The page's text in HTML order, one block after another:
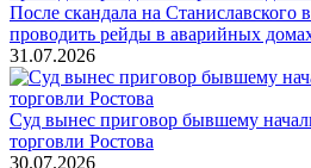
После скандала на Станиславского
проводить рейды в аварийных
31.07.2026
Суд вынес приговор бывшему
торговли Ростова
30.07.2026